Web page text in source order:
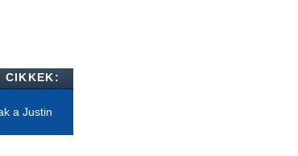
CIKKEK:
a Justin